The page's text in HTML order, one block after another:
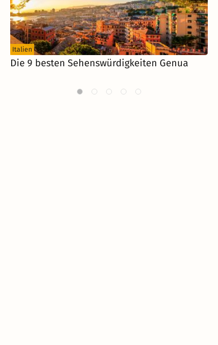
Italien
Die 9 besten Sehenswürdigkeiten Genua